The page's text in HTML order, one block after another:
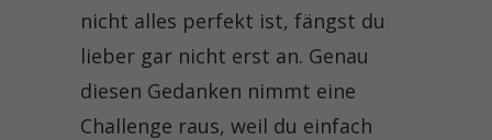
nicht alles perfekt ist, fängst du
lieber gar nicht erst an. Genau
diesen Gedanken nimmt eine
Challenge raus, weil du einfach